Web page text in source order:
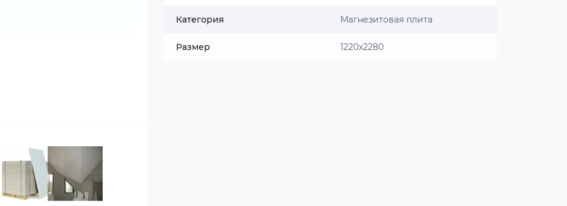
Категория Магнезитовая плита
Размер 1220x2280